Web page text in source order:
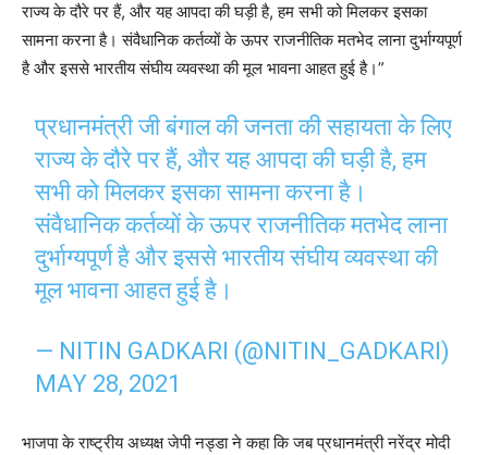
राज्य के दौरे पर हैं, और यह आपदा की घड़ी है, हम सभी को मिलकर इसका
सामना करना है। संवैधानिक कर्तव्यों के ऊपर राजनीतिक मतभेद लाना दुर्भाग्यपूर्ण
है और इससे भारतीय संघीय व्यवस्था की मूल भावना आहत हुई है।”
प्रधानमंत्री जी बंगाल की जनता की सहायता के लिए
राज्य के दौरे पर हैं, और यह आपदा की घड़ी है, हम
सभी को मिलकर इसका सामना करना है।
संवैधानिक कर्तव्यों के ऊपर राजनीतिक मतभेद लाना
दुर्भाग्यपूर्ण है और इससे भारतीय संघीय व्यवस्था की
मूल भावना आहत हुई है।
— NITIN GADKARI (@NITIN_GADKARI)
MAY 28, 2021
भाजपा के राष्ट्रीय अध्यक्ष जेपी नड्डा ने कहा कि जब प्रधानमंत्री नरेंद्र मोदी